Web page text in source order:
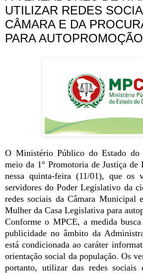
UTILIZAR REDES
CÂMARA E DA
PARA AUTOPROMOÇÃO
O Ministério Público do Estado do
meio da 1° Promotoria de Justiça de
nessa quinta-feira (11/01), que os
servidores do Poder Legislativo da
redes sociais da Câmara Municipal
Mulher da Casa Legislativa para
Conforme o MPCE, a medida busca
publicidade no âmbito da
está condicionada ao caráter
orientação social da população. Os
portanto, utilizar das redes sociais